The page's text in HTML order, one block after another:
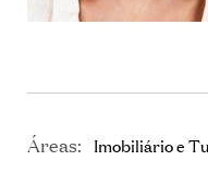
Áreas: Imobiliário e